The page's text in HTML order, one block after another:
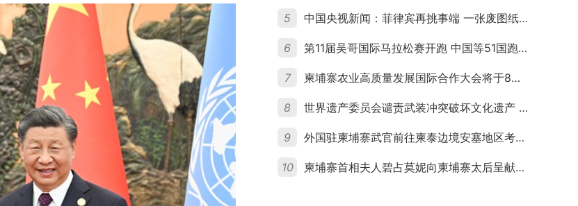
5 中国央视新闻：菲律宾再挑事端 一张废图纸划不走中国黄岩岛
6 第11届吴哥国际马拉松赛开跑 中国等51国跑者齐聚暹粒
7 柬埔寨农业高质量发展国际合作大会将于8月20日举行
8 世界遗产委员会谴责武装冲突破坏文化遗产 柬埔寨呼吁依法追责并加强国际合作
9 外国驻柬埔寨武官前往柬泰边境安塞地区考察 柬方介绍“危险握手”事件及边境情况
10 柬埔寨首相夫人碧占莫妮向柬埔寨太后呈献世界女童军“卓越领袖奖”